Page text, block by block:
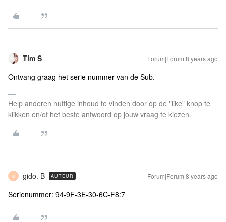
Tim S Forum|Forum|8 years ago
Ontvang graag het serie nummer van de Sub.
Help anderen nuttige inhoud te vinden door op de "like" knop te
klikken en/of het beste antwoord op jouw vraag te kiezen.
G gido. B AUTEUR Forum|Forum|8 years ago
Serienummer: 94-9F-3E-30-6C-F8:7